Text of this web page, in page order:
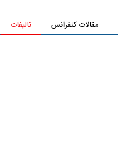
مقالات کنفرانس تالیفات